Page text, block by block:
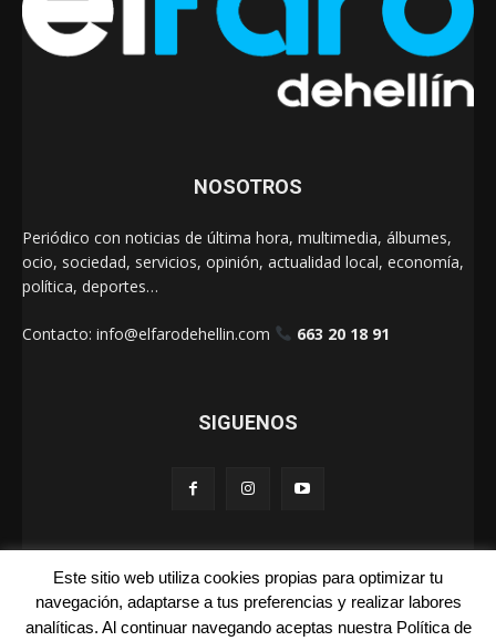
NOSOTROS
Periódico con noticias de última hora, multimedia, álbumes,
ocio, sociedad, servicios, opinión, actualidad local, economía,
política, deportes…
Contacto: info@elfarodehellin.com 663 20 18 91
SIGUENOS
El Faro de Hellín 2025
Este sitio web utiliza cookies propias para optimizar tu
navegación, adaptarse a tus preferencias y realizar labores
analíticas. Al continuar navegando aceptas nuestra Política de